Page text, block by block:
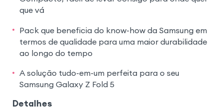
que vá
Pack que beneficia do know-how da Samsung em
termos de qualidade para uma maior durabilidade
ao longo do tempo
A solução tudo-em-um perfeita para o seu
Samsung Galaxy Z Fold 5
Detalhes